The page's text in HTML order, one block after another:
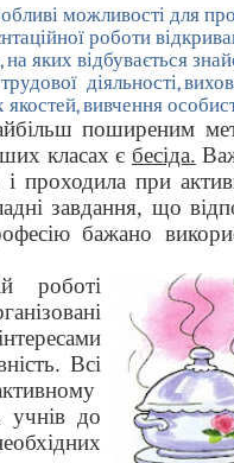
можливості для
роботи
на яких відбувається
діяльності,
вивчення
поширеним
класах є бесіда.
проходила при
завдання, що
бажано
роботі
Всі
учнів до